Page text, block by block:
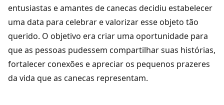
entusiastas e amantes de canecas decidiu estabelecer
uma data para celebrar e valorizar esse objeto tão
querido. O objetivo era criar uma oportunidade para
que as pessoas pudessem compartilhar suas histórias,
fortalecer conexões e apreciar os pequenos prazeres
da vida que as canecas representam.